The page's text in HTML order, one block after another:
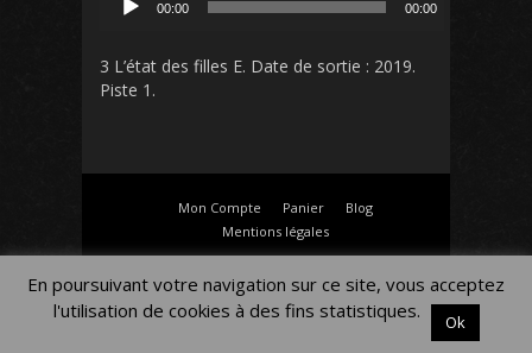
00:00 00:00
3 L’état des filles E. Date de sortie : 2019.
Piste 1.
Mon Compte Panier
Blog
Mentions légales
En poursuivant votre navigation sur ce site, vous acceptez
l'utilisation de cookies à des fins statistiques.
Ok